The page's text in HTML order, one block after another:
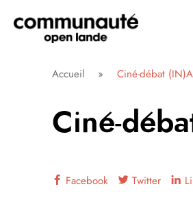
directement
Communauté Open Lande
Accueil » Ciné-débat
Ciné-
Facebook Twitter